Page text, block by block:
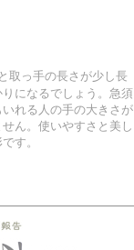
取っ手の長さが少し長
になるでしょう。急須
れる人の手の大きさが
ん。使いやすさと美し
す。